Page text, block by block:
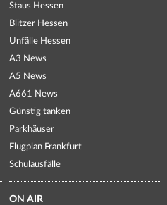
Staus Hessen
Blitzer Hessen
Unfälle Hessen
A3 News
A5 News
A661 News
Günstig tanken
Parkhäuser
Flugplan Frankfurt
Schulausfälle
ON AIR